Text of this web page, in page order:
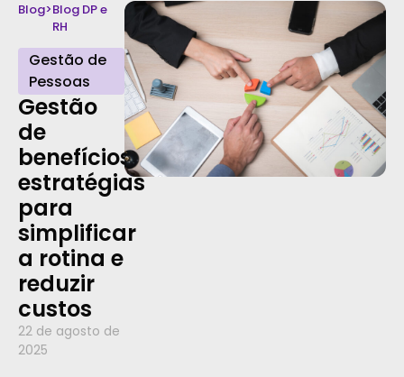
Blog>Blog DP e
RH
Gestão de
Pessoas
Gestão
de
benefícios:
estratégias
para
simplificar
a rotina e
reduzir
custos
22 de agosto de
2025